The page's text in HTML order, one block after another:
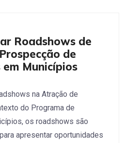
Roadshows de
de
Municípios
na Atração de
do Programa de
os roadshows são
apresentar oportunidades